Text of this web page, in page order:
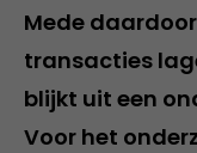
Mede
transacties
blijkt uit een
Voor het